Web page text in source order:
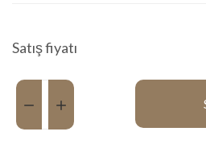
Satış fiyatı
Miktar: